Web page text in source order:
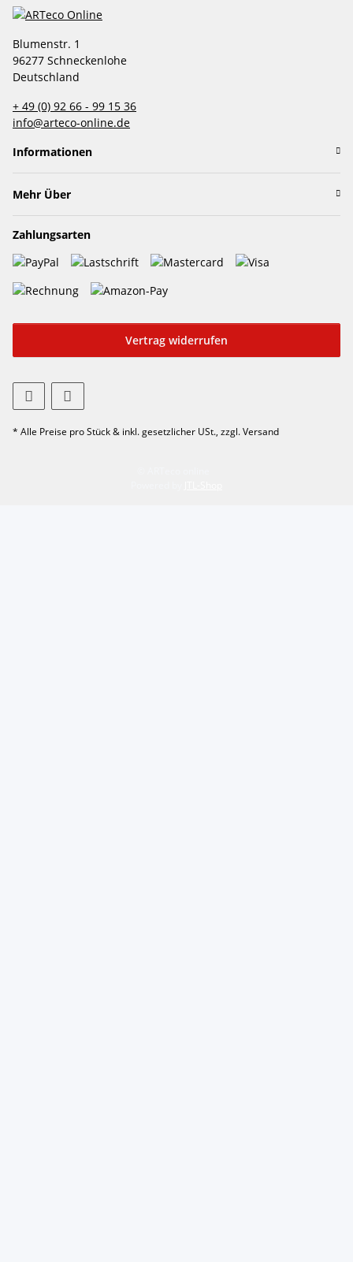
Blumenstr. 1
96277 Schneckenlohe
Deutschland
+ 49 (0) 92 66 - 99 15 36
info@arteco-online.de
Informationen
Mehr Über
Zahlungsarten
Vertrag widerrufen
* Alle Preise pro Stück & inkl. gesetzlicher USt., zzgl. Versand